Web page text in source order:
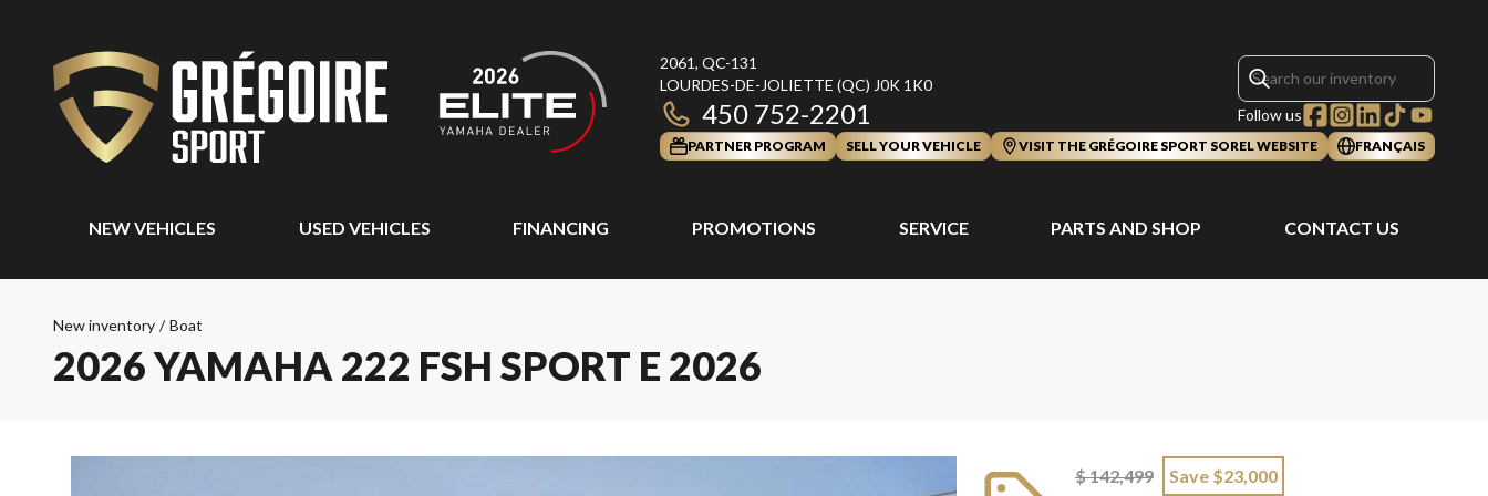
2061, QC-131
LOURDES-DE-JOLIETTE (QC) J0K 1K0
450 752-2201 Follow us
PARTNER PROGRAM SELL YOUR VEHICLE VISIT THE GRÉGOIRE SPORT SOREL WEBSITE FRANÇAIS
NEW VEHICLES USED VEHICLES FINANCING PROMOTIONS SERVICE PARTS AND SHOP CONTACT US
New inventory / Boat
2026 YAMAHA 222 FSH SPORT E 2026
$ 142,499 Save $23,000